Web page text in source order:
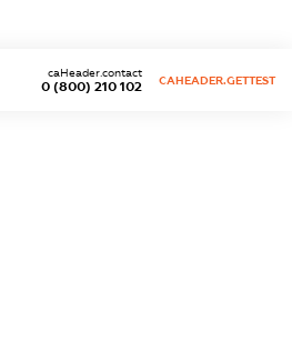
0 (800) 210 102
caHeader.contact
CAHEADER.GETTEST